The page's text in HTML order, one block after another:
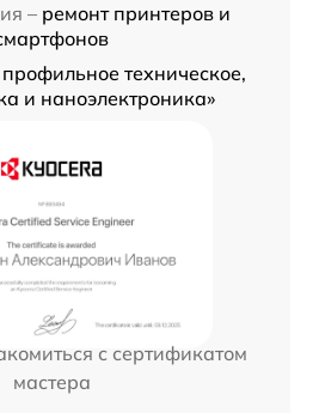
– ремонт принтеров и
профильное техническое,
и наноэлектроника»
с сертификатом
мастера